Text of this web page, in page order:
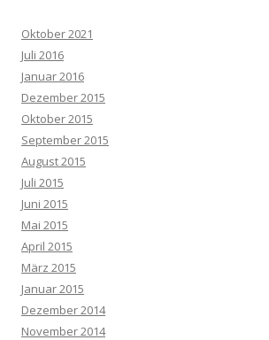
Oktober 2021
Juli 2016
Januar 2016
Dezember 2015
Oktober 2015
September 2015
August 2015
Juli 2015
Juni 2015
Mai 2015
April 2015
März 2015
Januar 2015
Dezember 2014
November 2014